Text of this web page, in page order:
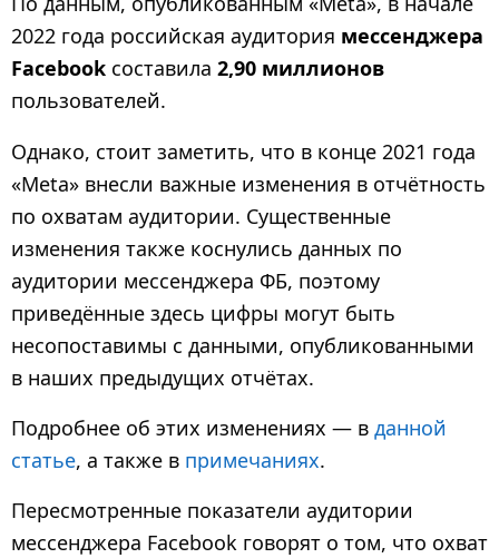
2022 года российская аудитория мессенджера
Facebook составила 2,90 миллионов
пользователей.
Однако, стоит заметить, что в конце 2021 года
«Meta» внесли важные изменения в отчётность
по охватам аудитории. Существенные
изменения также коснулись данных по
аудитории мессенджера ФБ, поэтому
приведённые здесь цифры могут быть
несопоставимы с данными, опубликованными
в наших предыдущих отчётах.
Подробнее об этих изменениях — в данной
статье, а также в примечаниях.
Пересмотренные показатели аудитории
мессенджера Facebook говорят о том, что охват